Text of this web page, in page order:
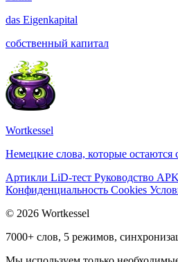
das Eigenkapital
собственный капитал
Wortkessel
Немецкие слова, которые остаются
Артикли LiD-тест Руководство
Конфиденциальность Cookies
© 2026 Wortkessel
7000+ слов, 5 режимов,